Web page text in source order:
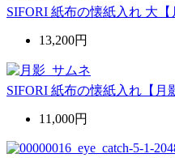
SIFORI 紙布の懐紙入れ 大【
13,200円
SIFORI 紙布の懐紙入れ【月
11,000円